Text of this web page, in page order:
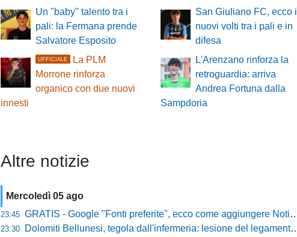
Un "baby" talento tra i
pali: la Fermana prende
Salvatore Esposito
San Giuliano FC, ecco i
nuovi volti tra i pali e in
difesa
UFFICIALE
La PLM
Morrone rinforza
organico con due nuovi
innesti
L'Arenzano rinforza la
retroguardia: arriva
Andrea Fortuna dalla
Sampdoria
Altre notizie
Mercoledì 05 ago
23:45 GRATIS - Google "Fonti preferite", ecco come aggiungere NotiziarioCalcio alle tue notizie
23:30 Dolomiti Bellunesi, tegola dall'infermeria: lesione del legamento crociato per Nicola Masut